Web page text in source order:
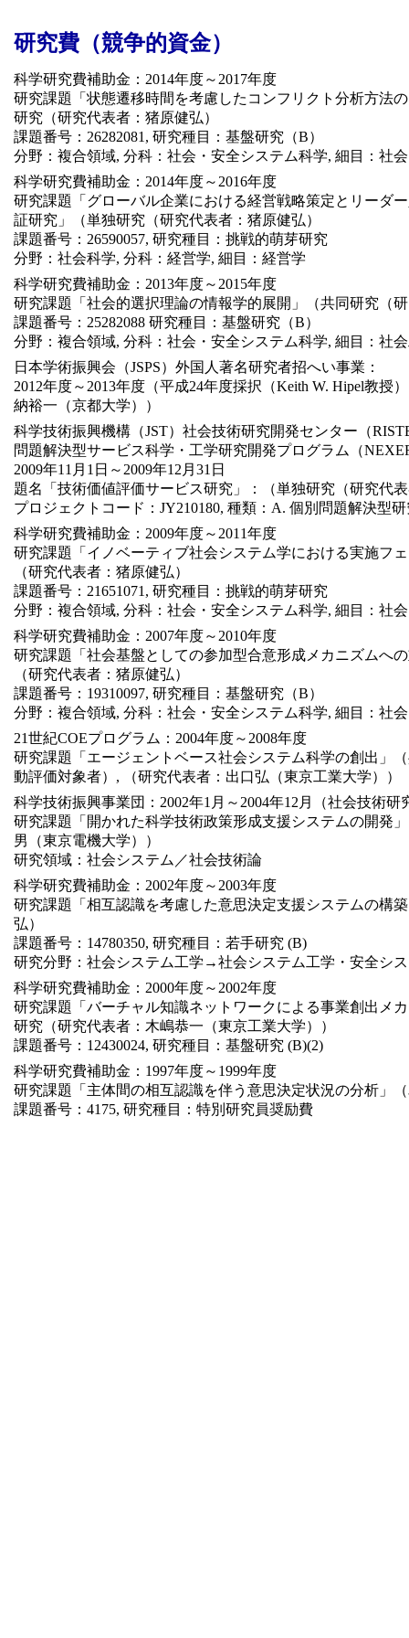
研究費（競争的資金）
科学研究費補助金：2014年度～2017年度
研究課題「状態遷移時間を考慮したコンフリクト分析方法
研究（研究代表者：猪原健弘）
課題番号：26282081, 研究種目：基盤研究（B）
分野：複合領域, 分科：社会・安全システム科学, 細目：社
科学研究費補助金：2014年度～2016年度
研究課題「グローバル企業における経営戦略策定とリーダ
証研究」（単独研究（研究代表者：猪原健弘）
課題番号：26590057, 研究種目：挑戦的萌芽研究
分野：社会科学, 分科：経営学, 細目：経営学
科学研究費補助金：2013年度～2015年度
研究課題「社会的選択理論の情報学的展開」（共同研究（
課題番号：25282088 研究種目：基盤研究（B）
分野：複合領域, 分科：社会・安全システム科学, 細目：社
日本学術振興会（JSPS）外国人著名研究者招へい事業：
2012年度～2013年度（平成24年度採択（Keith W. Hipel教授
納裕一（京都大学））
科学技術振興機構（JST）社会技術研究開発センター（
問題解決型サービス科学・工学研究開発プログラム（
2009年11月1日～2009年12月31日
題名「技術価値評価サービス研究」：（単独研究（研究代
プロジェクトコード：JY210180, 種類：A. 個別問題解決型
科学研究費補助金：2009年度～2011年度
研究課題「イノベーティブ社会システム学における実施フ
（研究代表者：猪原健弘）
課題番号：21651071, 研究種目：挑戦的萌芽研究
分野：複合領域, 分科：社会・安全システム科学, 細目：社
科学研究費補助金：2007年度～2010年度
研究課題「社会基盤としての参加型合意形成メカニズムへ
（研究代表者：猪原健弘）
課題番号：19310097, 研究種目：基盤研究（B）
分野：複合領域, 分科：社会・安全システム科学, 細目：社
21世紀COEプログラム：2004年度～2008年度
研究課題「エージェントベース社会システム科学の創出」
動評価対象者）, （研究代表者：出口弘（東京工業大学））
科学技術振興事業団：2002年1月～2004年12月（社会技術研
研究課題「開かれた科学技術政策形成支援システムの開発
男（東京電機大学））
研究領域：社会システム／社会技術論
科学研究費補助金：2002年度～2003年度
研究課題「相互認識を考慮した意思決定支援システムの構
弘）
課題番号：14780350, 研究種目：若手研究 (B)
研究分野：社会システム工学→社会システム工学・安全シ
科学研究費補助金：2000年度～2002年度
研究課題「バーチャル知識ネットワークによる事業創出メ
研究（研究代表者：木嶋恭一（東京工業大学））
課題番号：12430024, 研究種目：基盤研究 (B)(2)
科学研究費補助金：1997年度～1999年度
研究課題「主体間の相互認識を伴う意思決定状況の分析」
課題番号：4175, 研究種目：特別研究員奨励費